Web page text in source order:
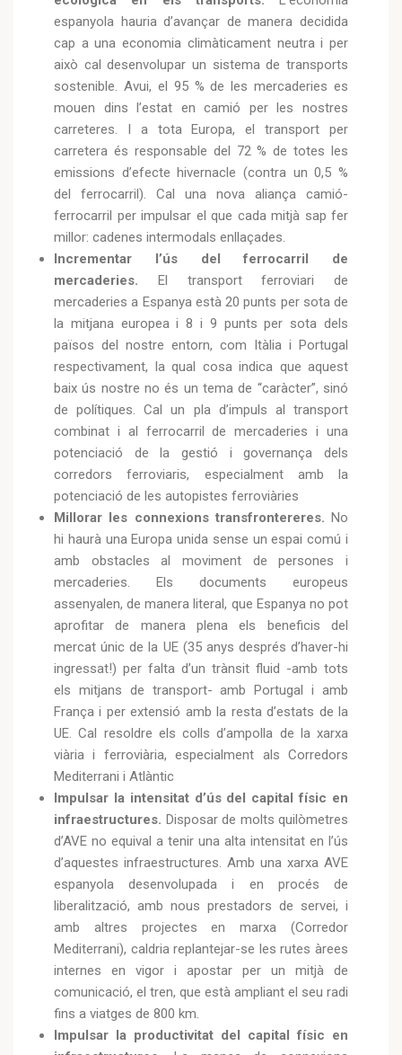
espanyola hauria d’avançar de manera decidida
cap a una economia climàticament neutra i per
això cal desenvolupar un sistema de transports
sostenible. Avui, el 95 % de les mercaderies es
mouen dins l’estat en camió per les nostres
carreteres. I a tota Europa, el transport per
carretera és responsable del 72 % de totes les
emissions d’efecte hivernacle (contra un 0,5 %
del ferrocarril). Cal una nova aliança camió-
ferrocarril per impulsar el que cada mitjà sap fer
millor: cadenes intermodals enllaçades.
Incrementar l’ús del ferrocarril de
mercaderies. El transport ferroviari de
mercaderies a Espanya està 20 punts per sota de
la mitjana europea i 8 i 9 punts per sota dels
països del nostre entorn, com Itàlia i Portugal
respectivament, la qual cosa indica que aquest
baix ús nostre no és un tema de “caràcter”, sinó
de polítiques. Cal un pla d’impuls al transport
combinat i al ferrocarril de mercaderies i una
potenciació de la gestió i governança dels
corredors ferroviaris, especialment amb la
potenciació de les autopistes ferroviàries
Millorar les connexions transfrontereres. No
hi haurà una Europa unida sense un espai comú i
amb obstacles al moviment de persones i
mercaderies. Els documents europeus
assenyalen, de manera literal, que Espanya no pot
aprofitar de manera plena els beneficis del
mercat únic de la UE (35 anys després d’haver-hi
ingressat!) per falta d’un trànsit fluid -amb tots
els mitjans de transport- amb Portugal i amb
França i per extensió amb la resta d’estats de la
UE. Cal resoldre els colls d’ampolla de la xarxa
viària i ferroviària, especialment als Corredors
Mediterrani i Atlàntic
Impulsar la intensitat d’ús del capital físic en
infraestructures. Disposar de molts quilòmetres
d’AVE no equival a tenir una alta intensitat en l’ús
d’aquestes infraestructures. Amb una xarxa AVE
espanyola desenvolupada i en procés de
liberalització, amb nous prestadors de servei, i
amb altres projectes en marxa (Corredor
Mediterrani), caldria replantejar-se les rutes àrees
internes en vigor i apostar per un mitjà de
comunicació, el tren, que està ampliant el seu radi
fins a viatges de 800 km.
Impulsar la productivitat del capital físic en